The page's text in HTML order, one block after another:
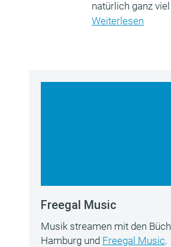
natürlich ganz
Weiterlesen
Freegal Music
Musik streamen mit den
Hamburg und Freegal Music.